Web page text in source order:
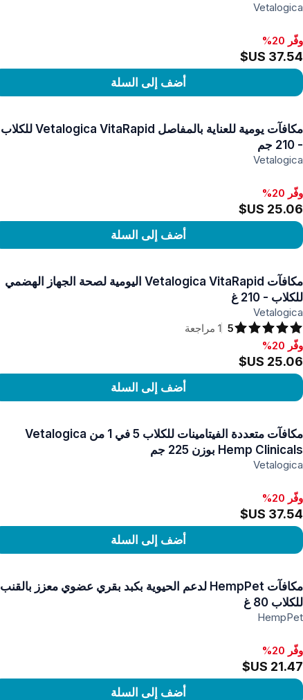
Vetalogica
وفّر 20%
أضف إلى السلة
مكافآت يومية للعناية بالمفاصل Vetalogica VitaRapid للكلاب
- 210 جم
Vetalogica
وفّر 20%
أضف إلى السلة
مكافآت Vetalogica VitaRapid اليومية لصحة الجهاز الهضمي
للكلاب - 210 غ
Vetalogica
5
1 مراجعة
وفّر 20%, ‏25.06 US$
وفّر 20%
أضف إلى السلة
مكافآت متعددة الفيتامينات للكلاب 5 في 1 من Vetalogica
Hemp Clinicals بوزن 225 جم
Vetalogica
وفّر 20%
أضف إلى السلة
مكافآت HempPet لدعم الحيوية بكبد بقري عضوي معزز بالقنب
للكلاب 80 غ
HempPet
وفّر 20%
أضف إلى السلة